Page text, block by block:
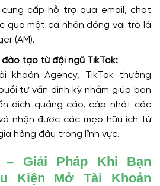
cung cấp hỗ trợ qua email, chat
qua một cá nhân đóng vai trò là
(AM).
đào tạo từ đội ngũ TikTok:
khoản Agency, TikTok thường
tư vấn định kỳ nhằm giúp bạn
dịch quảng cáo, cập nhật các
nhận được các mẹo hữu ích từ
hàng đầu trong lĩnh vực.
– Giải Pháp Khi Bạn
Kiện Mở Tài Khoản